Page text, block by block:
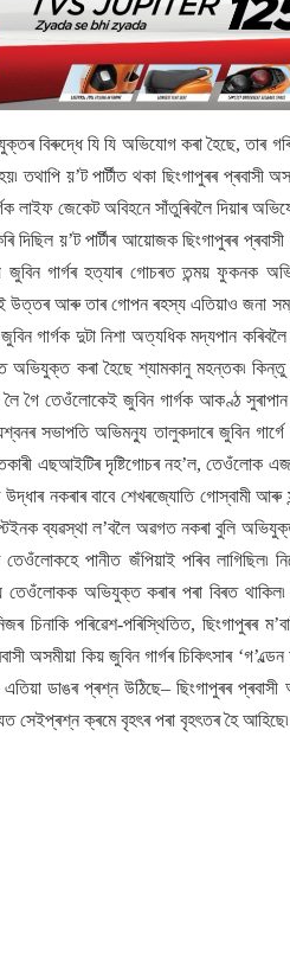
বিৰুদ্ধে যি যি অভিযোগ কৰা হৈছে, তাৰ
তথাপি য়’ট পাৰ্টীত থকা ছিংগাপুৰৰ
লাইফ জেকেট অবিহনে সাঁতুৰিবলৈ দিয়াৰ
য়’ট পাৰ্টীৰ আয়োজক ছিংগাপুৰৰ
জুবিন গাৰ্গৰ হত্যাৰ গোচৰত তন্ময় ফুকনক
আৰু তাৰ গোপন ৰহস্য এতিয়াও জনা
গাৰ্গক দুটা নিশা অত্যধিক মদ্যপান
কৰা হৈছে শ্যামকানু মহন্তক৷ কিন্তু
লৈ গৈ তেওঁলোকেই জুবিন গাৰ্গক আকণ্ঠ
সভাপতি অভিমন্যু তালুকদাৰে জুবিন
এছআইটিৰ দৃষ্টিগোচৰ নহ’ল, তেওঁলোক
উদ্ধাৰ নকৰাৰ বাবে শেখৰজ্যোতি গোস্বামী
ব্যৱস্থা ল’বলৈ অৱগত নকৰা বুলি
পানীত জঁপিয়াই পৰিব
অভিযুক্ত কৰাৰ পৰা বিৰত থাকিল৷
পৰিৱেশ-পৰিস্থিতিত, ছিংগাপুৰৰ
অসমীয়া কিয় জুবিন গাৰ্গৰ চিকিৎসাৰ
ডাঙৰ প্ৰশ্ন উঠিছে– ছিংগাপুৰৰ প্ৰবাসী
সেইপ্ৰশ্ন ক্ৰমে বৃহৎৰ পৰা বৃহৎতৰ হৈ আহিছে৷